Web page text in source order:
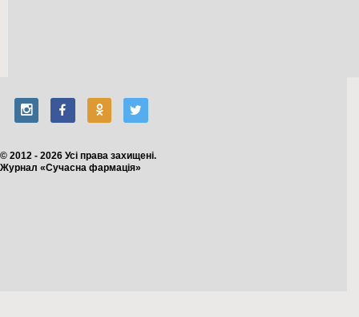
© 2012 - 2026 Усі права захищені.
Журнал «Сучасна фармація»